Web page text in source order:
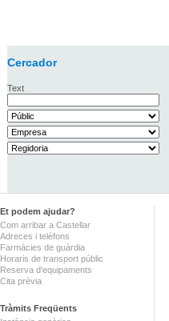
Cercador
Text
Et podem ajudar?
Com arribar a Castellar
Adreces i telèfons
Farmàcies de guàrdia
Horaris de transport públic
Reserva d'equipaments
Cita prèvia
Tràmits Freqüents